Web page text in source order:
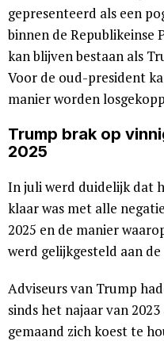
gepresenteerd als een
binnen de
kan blijven bestaan als
Voor de oud-president
manier worden
Trump brak op
2025
In juli werd duidelijk dat
klaar was met alle
2025 en de manier
werd gelijkgesteld aan
Adviseurs van Trump
sinds het najaar van
gemaand zich koest te